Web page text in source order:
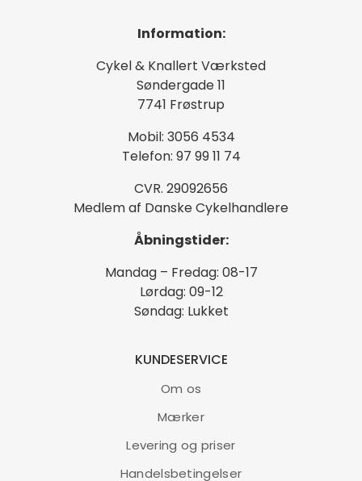
Information:
Cykel & Knallert Værksted
Søndergade 11
7741 Frøstrup
Mobil: 3056 4534
Telefon: 97 99 11 74
CVR. 29092656
Medlem af Danske Cykelhandlere
Åbningstider:
Mandag – Fredag: 08-17
Lørdag: 09-12
Søndag: Lukket
KUNDESERVICE
Om os
Mærker
Levering og priser
Handelsbetingelser